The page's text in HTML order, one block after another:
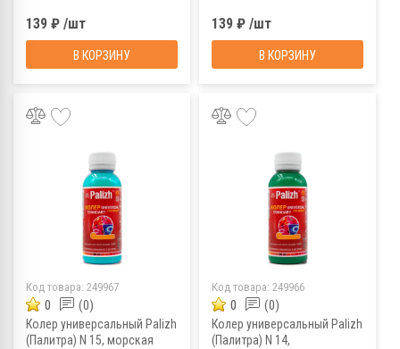
139 ₽ /шт
В КОРЗИНУ
139 ₽ /шт
В КОРЗИНУ
Код товара: 249967
0 (0)
Колер универсальный Palizh
(Палитра) N 15, морская
Код товара: 249966
0 (0)
Колер универсальный Palizh
(Палитра) N 14,